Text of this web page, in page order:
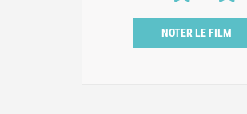
NOTER LE FILM